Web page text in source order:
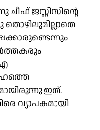
ജസ്റ്റിസിന്റെ
ഇത്.
വ്യാപകമായി